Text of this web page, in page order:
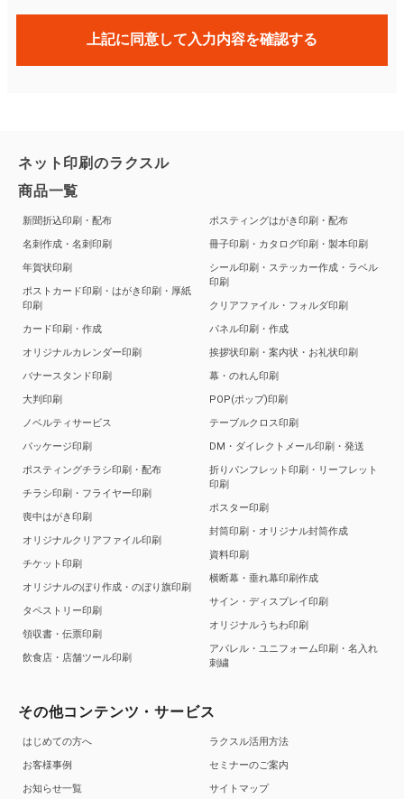
上記に同意して入力内容を確認する
ネット印刷のラクスル
商品一覧
新聞折込印刷・配布
名刺作成・名刺印刷
年賀状印刷
ポストカード印刷・はがき印刷・厚紙
印刷
カード印刷・作成
オリジナルカレンダー印刷
バナースタンド印刷
大判印刷
ノベルティサービス
パッケージ印刷
ポスティングチラシ印刷・配布
チラシ印刷・フライヤー印刷
喪中はがき印刷
オリジナルクリアファイル印刷
チケット印刷
オリジナルのぼり作成・のぼり旗印刷
タペストリー印刷
領収書・伝票印刷
飲食店・店舗ツール印刷
ポスティングはがき印刷・配布
冊子印刷・カタログ印刷・製本印刷
シール印刷・ステッカー作成・ラベル
印刷
クリアファイル・フォルダ印刷
パネル印刷・作成
挨拶状印刷・案内状・お礼状印刷
幕・のれん印刷
POP(ポップ)印刷
テーブルクロス印刷
DM・ダイレクトメール印刷・発送
折りパンフレット印刷・リーフレット
印刷
ポスター印刷
封筒印刷・オリジナル封筒作成
資料印刷
横断幕・垂れ幕印刷作成
サイン・ディスプレイ印刷
オリジナルうちわ印刷
アパレル・ユニフォーム印刷・名入れ
刺繍
その他コンテンツ・サービス
はじめての方へ
お客様事例
お知らせ一覧
ラクスル活用方法
セミナーのご案内
サイトマップ